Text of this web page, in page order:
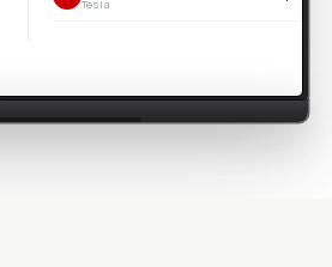
Tesla